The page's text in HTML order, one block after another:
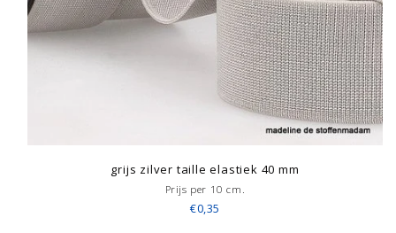
grijs zilver taille elastiek 40 mm
Prijs per 10 cm.
€0,35